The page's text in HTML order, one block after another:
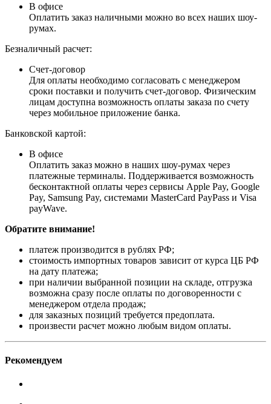
В офисе
Оплатить заказ наличными можно во всех наших шоу-
румах.
Безналичный расчет:
Счет-договор
Для оплаты необходимо согласовать с менеджером
сроки поставки и получить счет-договор. Физическим
лицам доступна возможность оплаты заказа по счету
через мобильное приложение банка.
Банковской картой:
В офисе
Оплатить заказ можно в наших шоу-румах через
платежные терминалы. Поддерживается возможность
бесконтактной оплаты через сервисы Apple Pay, Google
Pay, Samsung Pay, системами MasterCard PayPass и Visa
payWave.
Обратите внимание!
платеж производится в рублях РФ;
стоимость импортных товаров зависит от курса ЦБ РФ
на дату платежа;
при наличии выбранной позиции на складе, отгрузка
возможна сразу после оплаты по договоренности с
менеджером отдела продаж;
для заказных позиций требуется предоплата.
произвести расчет можно любым видом оплаты.
Рекомендуем